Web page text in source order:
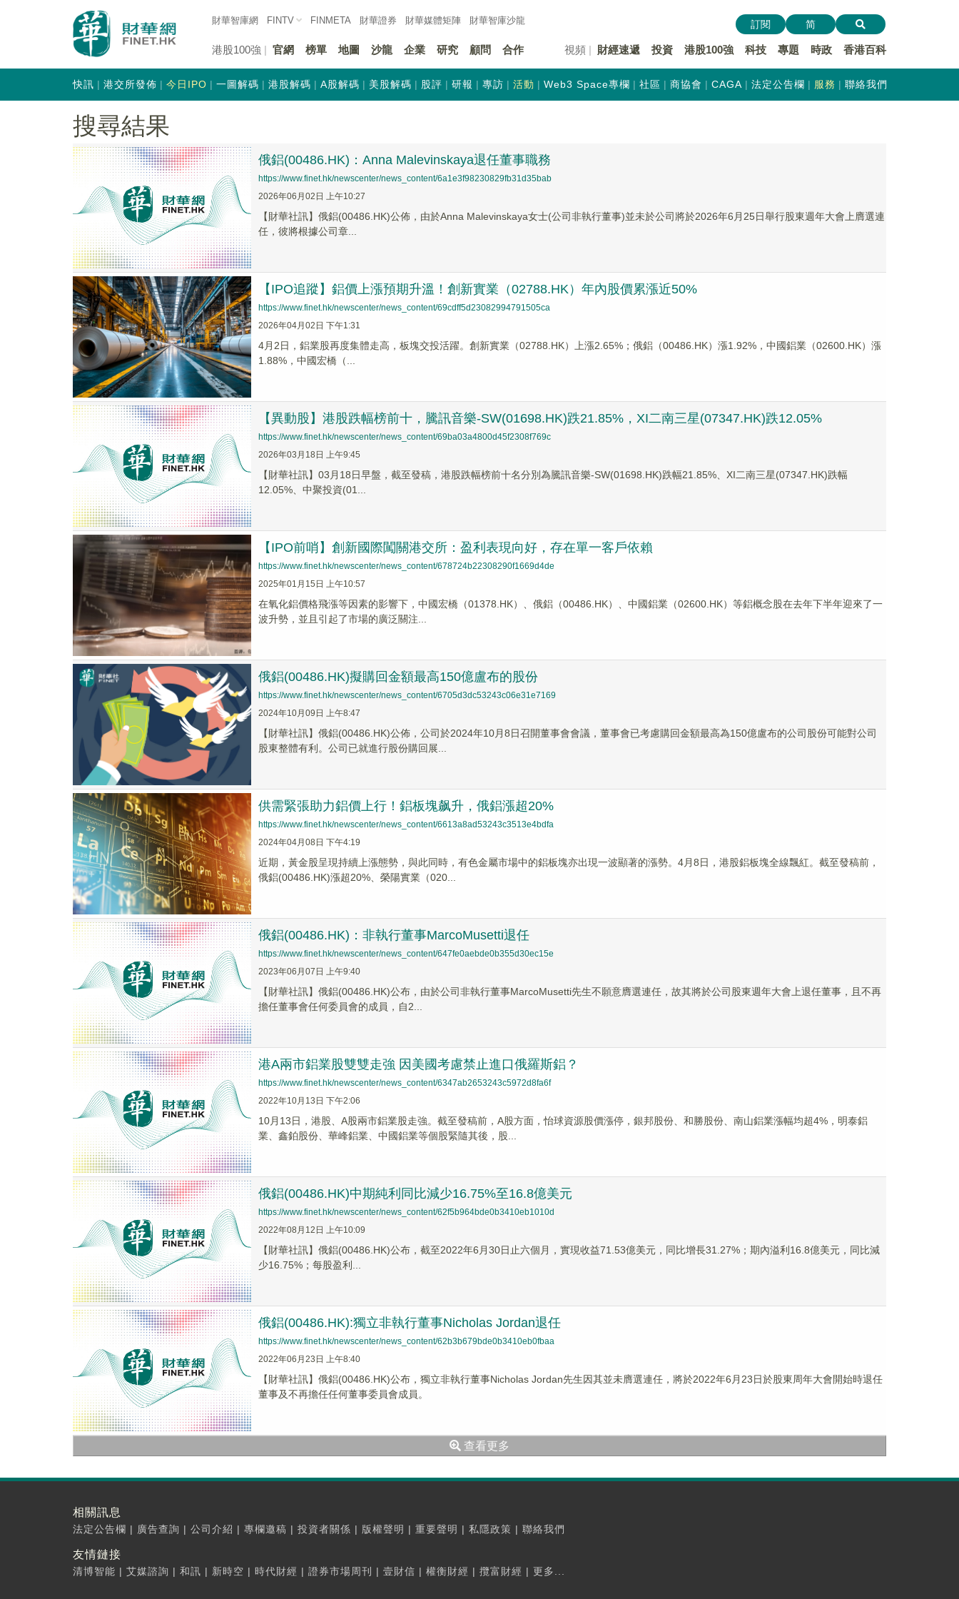
財華智庫網 FINTV FINMETA 財華證券 財華媒體矩陣 財華智庫沙龍
港股100強 官網 榜單 地圖 沙龍 企業 研究 顧問 合作 視頻 財經速遞 投資 港股100強 科技 專題 時政 香港百科
訂閱 简
快訊 港交所發佈 今日IPO 一圖解碼 港股解碼 A股解碼 美股解碼 股評 研報 專訪 活動 Web3 Space專欄 社區 商協會 CAGA 法定公告欄 服務 聯絡我們
搜尋結果
俄鋁(00486.HK)：Anna Malevinskaya退任董事職務
https://www.finet.hk/newscenter/news_content/6a1e3f98230829fb31d35bab
2026年06月02日 上午10:27
【財華社訊】俄鋁(00486.HK)公佈，由於Anna Malevinskaya女士(公司非執行董事)並未於公司將於2026年6月25日舉行股東週年大會上膺選連
任，彼將根據公司章...
【IPO追蹤】鋁價上漲預期升溫！創新實業（02788.HK）年內股價累漲近50%
https://www.finet.hk/newscenter/news_content/69cdff5d23082994791505ca
2026年04月02日 下午1:31
4月2日，鋁業股再度集體走高，板塊交投活躍。創新實業（02788.HK）上漲2.65%；俄鋁（00486.HK）漲1.92%，中國鋁業（02600.HK）漲
1.88%，中國宏橋（...
【異動股】港股跌幅榜前十，騰訊音樂-SW(01698.HK)跌21.85%，XI二南三星(07347.HK)跌12.05%
https://www.finet.hk/newscenter/news_content/69ba03a4800d45f2308f769c
2026年03月18日 上午9:45
【財華社訊】03月18日早盤，截至發稿，港股跌幅榜前十名分別為騰訊音樂-SW(01698.HK)跌幅21.85%、XI二南三星(07347.HK)跌幅
12.05%、中聚投資(01...
【IPO前哨】創新國際闖關港交所：盈利表現向好，存在單一客戶依賴
https://www.finet.hk/newscenter/news_content/678724b22308290f1669d4de
2025年01月15日 上午10:57
在氧化鋁價格飛漲等因素的影響下，中國宏橋（01378.HK）、俄鋁（00486.HK）、中國鋁業（02600.HK）等鋁概念股在去年下半年迎來了一
波升勢，並且引起了市場的廣泛關注...
俄鋁(00486.HK)擬購回金額最高150億盧布的股份
https://www.finet.hk/newscenter/news_content/6705d3dc53243c06e31e7169
2024年10月09日 上午8:47
【財華社訊】俄鋁(00486.HK)公佈，公司於2024年10月8日召開董事會會議，董事會已考慮購回金額最高為150億盧布的公司股份可能對公司
股東整體有利。公司已就進行股份購回展...
供需緊張助力鋁價上行！鋁板塊飙升，俄鋁漲超20%
https://www.finet.hk/newscenter/news_content/6613a8ad53243c3513e4bdfa
2024年04月08日 下午4:19
近期，黃金股呈現持續上漲態勢，與此同時，有色金屬市場中的鋁板塊亦出現一波顯著的漲勢。4月8日，港股鋁板塊全線飄紅。截至發稿前，
俄鋁(00486.HK)漲超20%、榮陽實業（020...
俄鋁(00486.HK)：非執行董事MarcoMusetti退任
https://www.finet.hk/newscenter/news_content/647fe0aebde0b355d30ec15e
2023年06月07日 上午9:40
【財華社訊】俄鋁(00486.HK)公布，由於公司非執行董事MarcoMusetti先生不願意膺選連任，故其將於公司股東週年大會上退任董事，且不再
擔任董事會任何委員會的成員，自2...
港A兩市鋁業股雙雙走強 因美國考慮禁止進口俄羅斯鋁？
https://www.finet.hk/newscenter/news_content/6347ab2653243c5972d8fa6f
2022年10月13日 下午2:06
10月13日，港股、A股兩市鋁業股走強。截至發稿前，A股方面，怡球資源股價漲停，銀邦股份、和勝股份、南山鋁業漲幅均超4%，明泰鋁
業、鑫鉑股份、華峰鋁業、中國鋁業等個股緊隨其後，股...
俄鋁(00486.HK)中期純利同比減少16.75%至16.8億美元
https://www.finet.hk/newscenter/news_content/62f5b964bde0b3410eb1010d
2022年08月12日 上午10:09
【財華社訊】俄鋁(00486.HK)公布，截至2022年6月30日止六個月，實現收益71.53億美元，同比增長31.27%；期內溢利16.8億美元，同比減
少16.75%；每股盈利...
俄鋁(00486.HK):獨立非執行董事Nicholas Jordan退任
https://www.finet.hk/newscenter/news_content/62b3b679bde0b3410eb0fbaa
2022年06月23日 上午8:40
【財華社訊】俄鋁(00486.HK)公布，獨立非執行董事Nicholas Jordan先生因其並未膺選連任，將於2022年6月23日於股東周年大會開始時退任
董事及不再擔任任何董事委員會成員。
查看更多
相關訊息
法定公告欄 | 廣告查詢 | 公司介紹 | 專欄邀稿 | 投資者關係 | 版權聲明 | 重要聲明 | 私隱政策 | 聯絡我們
友情鏈接
清博智能 | 艾媒諮詢 | 和訊 | 新時空 | 時代財經 | 證券市場周刊 | 壹財信 | 權衡財經 | 攬富財經 | 更多...